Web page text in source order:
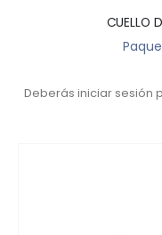
CUELLO
Deberás iniciar sesión